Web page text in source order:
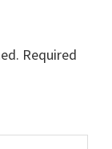
Required